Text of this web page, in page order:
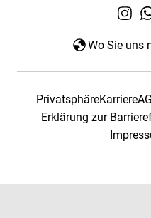
Wo Sie uns
PrivatsphäreKarriere
Erklärung zur